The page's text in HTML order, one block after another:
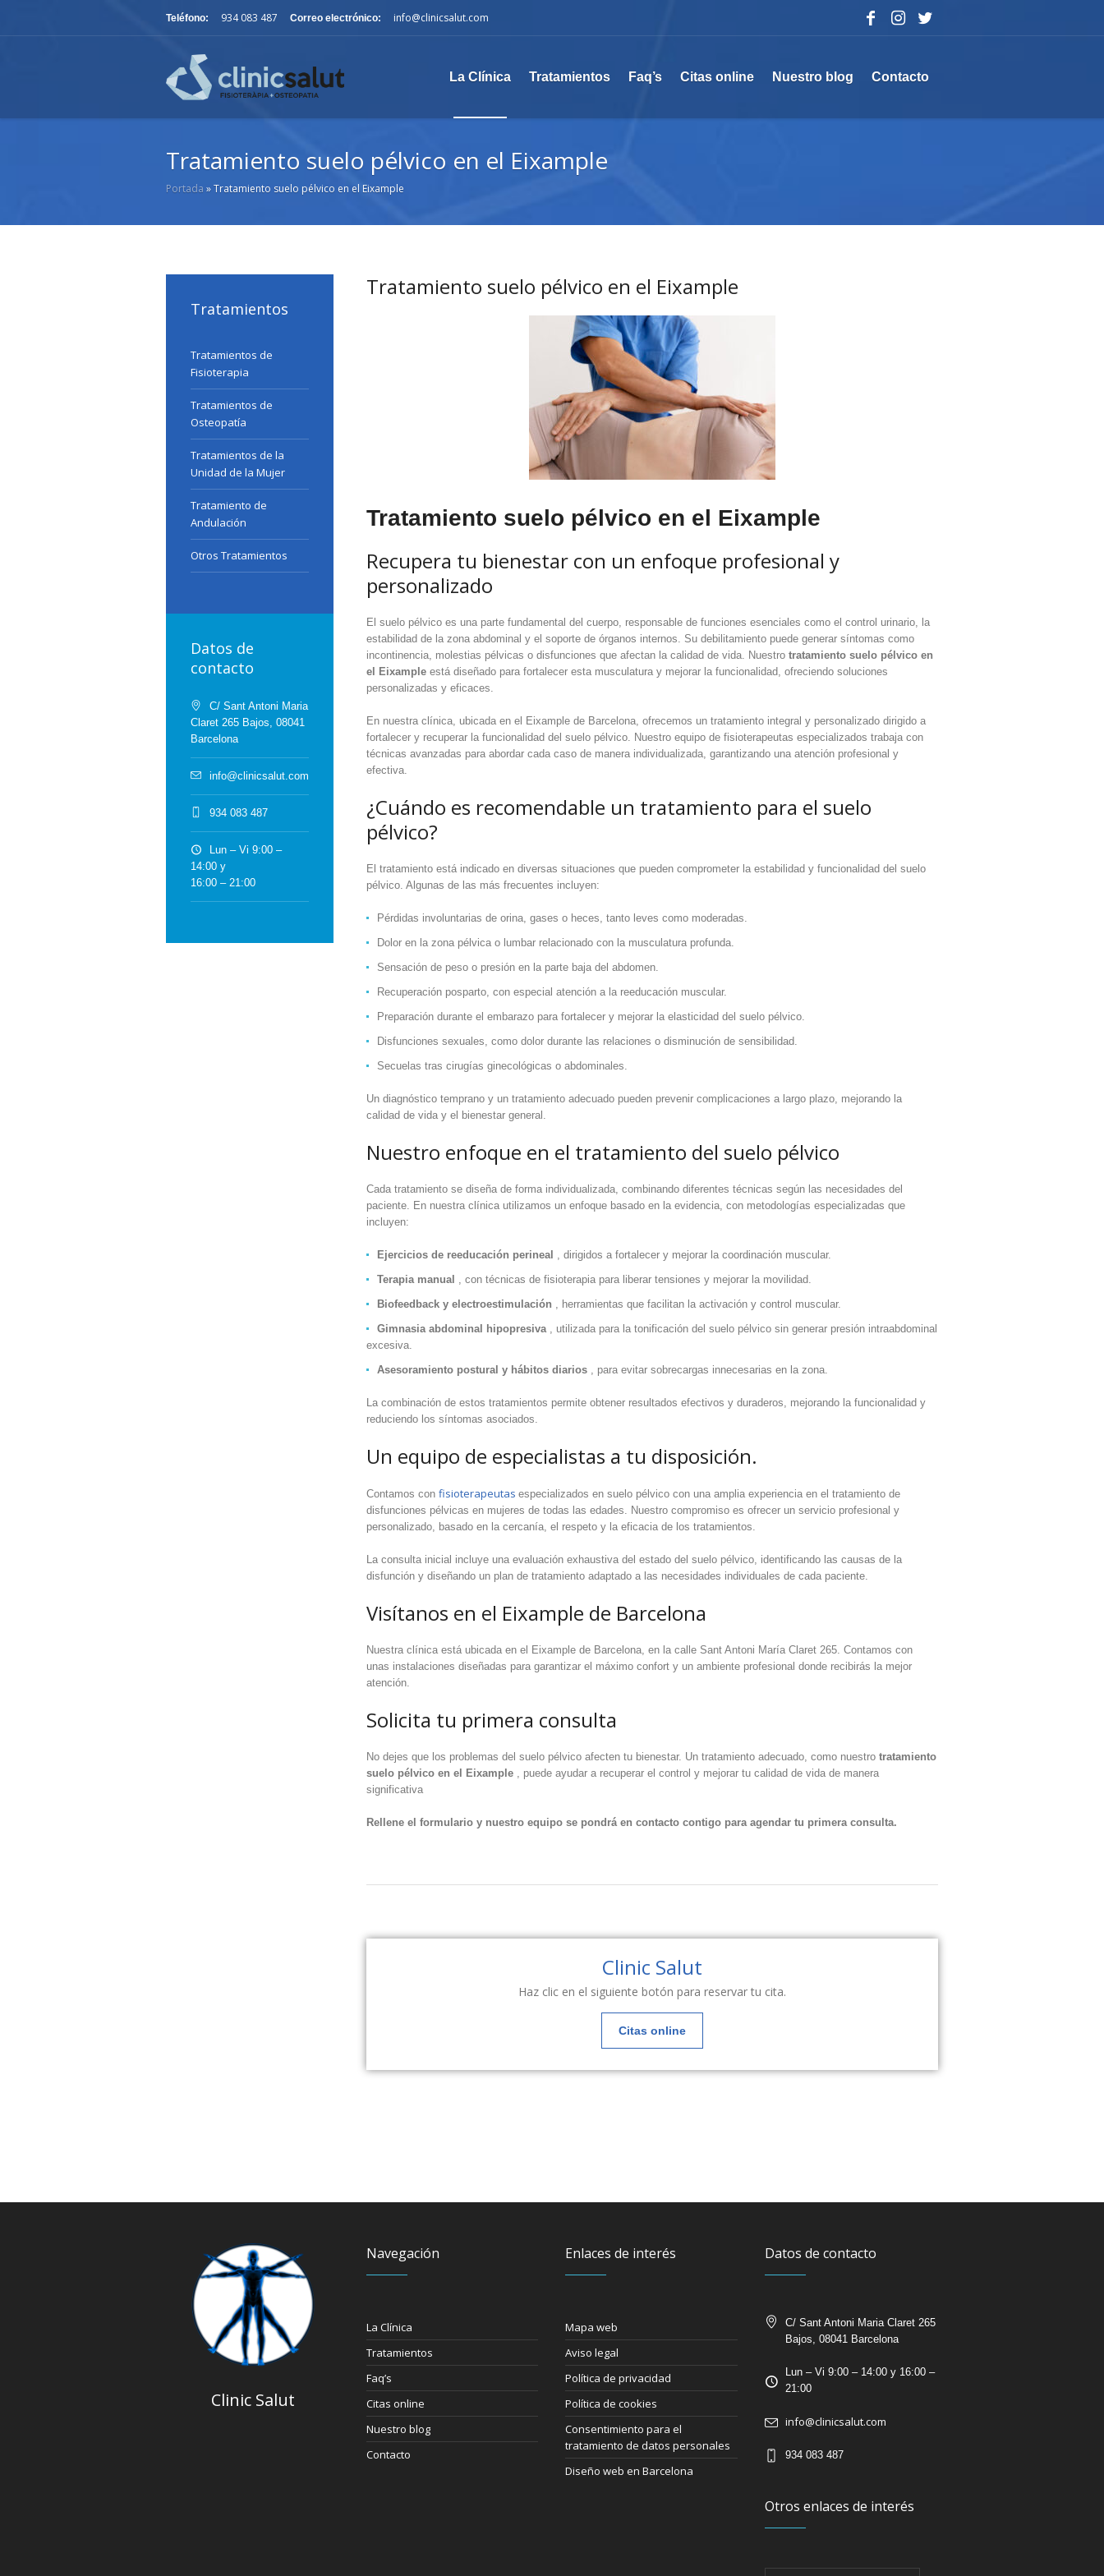
Teléfono: 934 083 487 Correo electrónico: info@clinicsalut.com
La Clínica Tratamientos Faq’s Citas online Nuestro blog Contacto
Tratamiento suelo pélvico en el Eixample
Portada »Tratamiento suelo pélvico en el Eixample
Tratamiento suelo pélvico en el Eixample
Tratamiento suelo pélvico en el Eixample
Recupera tu bienestar con un enfoque profesional y
personalizado
El suelo pélvico es una parte fundamental del cuerpo, responsable de funciones esenciales como el control urinario, la
estabilidad de la zona abdominal y el soporte de órganos internos. Su debilitamiento puede generar síntomas como
incontinencia, molestias pélvicas o disfunciones que afectan la calidad de vida. Nuestrotratamiento suelo pélvico en
el Eixample está diseñado para fortalecer esta musculatura y mejorar la funcionalidad, ofreciendo soluciones
personalizadas y eficaces.
En nuestra clínica, ubicada en el Eixample de Barcelona, ​​ofrecemos un tratamiento integral y personalizado dirigido a
fortalecer y recuperar la funcionalidad del suelo pélvico. Nuestro equipo de fisioterapeutas especializados trabaja con
técnicas avanzadas para abordar cada caso de manera individualizada, garantizando una atención profesional y
efectiva.
¿Cuándo es recomendable un tratamiento para el suelo
pélvico?
El tratamiento está indicado en diversas situaciones que pueden comprometer la estabilidad y funcionalidad del suelo
pélvico. Algunas de las más frecuentes incluyen:
Pérdidas involuntarias de orina, gases o heces, tanto leves como moderadas.
Dolor en la zona pélvica o lumbar relacionado con la musculatura profunda.
Sensación de peso o presión en la parte baja del abdomen.
Recuperación posparto, con especial atención a la reeducación muscular.
Preparación durante el embarazo para fortalecer y mejorar la elasticidad del suelo pélvico.
Disfunciones sexuales, como dolor durante las relaciones o disminución de sensibilidad.
Secuelas tras cirugías ginecológicas o abdominales.
Un diagnóstico temprano y un tratamiento adecuado pueden prevenir complicaciones a largo plazo, mejorando la
calidad de vida y el bienestar general.
Nuestro enfoque en el tratamiento del suelo pélvico
Cada tratamiento se diseña de forma individualizada, combinando diferentes técnicas según las necesidades del
paciente. En nuestra clínica utilizamos un enfoque basado en la evidencia, con metodologías especializadas que
incluyen:
Ejercicios de reeducación perineal , dirigidos a fortalecer y mejorar la coordinación muscular.
Terapia manual , con técnicas de fisioterapia para liberar tensiones y mejorar la movilidad.
Biofeedback y electroestimulación , herramientas que facilitan la activación y control muscular.
Gimnasia abdominal hipopresiva, utilizada para la tonificación del suelo pélvico sin generar presión intraabdominal
excesiva.
Asesoramiento postural y hábitos diarios , para evitar sobrecargas innecesarias en la zona.
La combinación de estos tratamientos permite obtener resultados efectivos y duraderos, mejorando la funcionalidad y
reduciendo los síntomas asociados.
Un equipo de especialistas a tu disposición.
Contamos confisioterapeutasespecializados en suelo pélvico con una amplia experiencia en el tratamiento de
disfunciones pélvicas en mujeres de todas las edades. Nuestro compromiso es ofrecer un servicio profesional y
personalizado, basado en la cercanía, el respeto y la eficacia de los tratamientos.
La consulta inicial incluye una evaluación exhaustiva del estado del suelo pélvico, identificando las causas de la
disfunción y diseñando un plan de tratamiento adaptado a las necesidades individuales de cada paciente.
Visítanos en el Eixample de Barcelona
Nuestra clínica está ubicada en el Eixample de Barcelona, ​​en la calle Sant Antoni María Claret 265. Contamos con
unas instalaciones diseñadas para garantizar el máximo confort y un ambiente profesional donde recibirás la mejor
atención.
Solicita tu primera consulta
No dejes que los problemas del suelo pélvico afecten tu bienestar. Un tratamiento adecuado, como nuestrotratamiento
suelo pélvico en el Eixample , puede ayudar a recuperar el control y mejorar tu calidad de vida de manera
significativa
Rellene el formulario y nuestro equipo se pondrá en contacto contigo para agendar tu primera consulta.
Clinic Salut
Haz clic en el siguiente botón para reservar tu cita.
Citas online
Tratamientos
Tratamientos de
Fisioterapia
Tratamientos de
Osteopatía
Tratamientos de la
Unidad de la Mujer
Tratamiento de
Andulación
Otros Tratamientos
Datos de
contacto
C/ Sant Antoni Maria
Claret 265 Bajos, 08041
Barcelona
info@clinicsalut.com
934 083 487
Lun – Vi 9:00 –
14:00 y
16:00 – 21:00
Clinic Salut
Navegación
La Clínica
Tratamientos
Faq’s
Citas online
Nuestro blog
Contacto
Enlaces de interés
Mapa web
Aviso legal
Política de privacidad
Política de cookies
Consentimiento para el
tratamiento de datos personales
Diseño web en Barcelona
Datos de contacto
C/ Sant Antoni Maria Claret 265
Bajos, 08041 Barcelona
Lun – Vi 9:00 – 14:00 y 16:00 –
21:00
info@clinicsalut.com
934 083 487
Otros enlaces de interés